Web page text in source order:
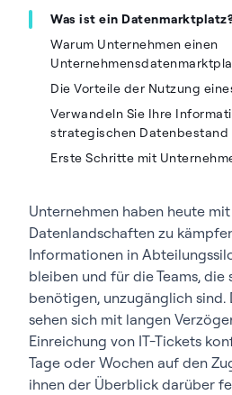
Was ist ein
Warum Unternehmen einen
Die Vorteile der Nutzung
Verwandeln Sie Ihre
strategischen Datenbestand
Erste Schritte mit
Unternehmen haben heute
Datenlandschaften zu
Informationen in
bleiben und für die Teams,
benötigen, unzugänglich sind.
sehen sich mit langen
Einreichung von IT-Tickets
Tage oder Wochen auf den
ihnen der Überblick darüber